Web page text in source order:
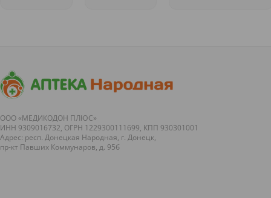
фрукты,
спелые
овощи и
станут
звездами...
MARUSSIA
представлено
ООО «МЕДИКОДОН ПЛЮС»
ИНН 9309016732, ОГРН 1229300111699, КПП 930301001
Адрес: респ. Донецкая Народная, г. Донецк,
пр-кт Павших Коммунаров, д. 95б